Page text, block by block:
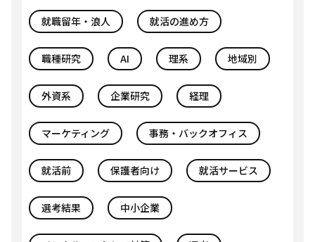
就職留年・浪人 就活の進め方
職種研究 AI 理系 地域別
外資系 企業研究 経理
マーケティング 事務・バックオフィス
就活前 保護者向け 就活サービス
選考結果 中小企業